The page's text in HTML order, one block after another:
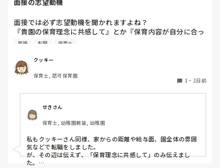
面接では必ず志望動機を聞かれますよね？
『貴園の保育理念に共感して』とか『保育内容が自分に合っ
てると思いました』等々が多いかと思いますが、実際はどう
私自身、園の雰囲気とか園の規模、保育内容は勘案しますが
正直なところ、家から通いやすいか、給与はどうか…という
ところに重きを置いています
皆さんは、志望動機をどのように答えていますか？また、本
音はどうですか？
面接 転職 保育士
クッキー
保育士, 認可保育園
1 ・ 2日前
せきさん
保育士, 幼稚園教諭, 幼稚園
私もクッキーさん同様、家からの距離や給与面、園全体の雰囲
気などで転職をしました。
が、その辺は伝えず、「保育理念に共感して」のみ伝えまし
た。